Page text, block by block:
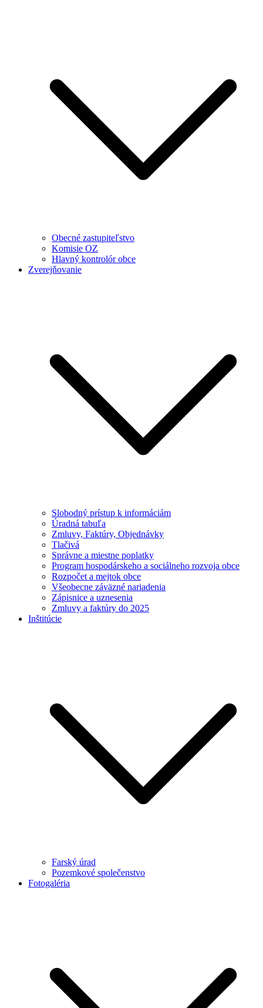
Obecné zastupiteľstvo
Komisie OZ
Hlavný kontrolór obce
Zverejňovanie
Slobodný prístup k informáciám
Úradná tabuľa
Zmluvy, Faktúry, Objednávky
Tlačivá
Správne a miestne poplatky
Program hospodárskeho a sociálneho rozvoja obce
Rozpočet a mejtok obce
Všeobecne záväzné nariadenia
Zápisnice a uznesenia
Zmluvy a faktúry do 2025
Inštitúcie
Farský úrad
Pozemkové společenstvo
Fotogaléria